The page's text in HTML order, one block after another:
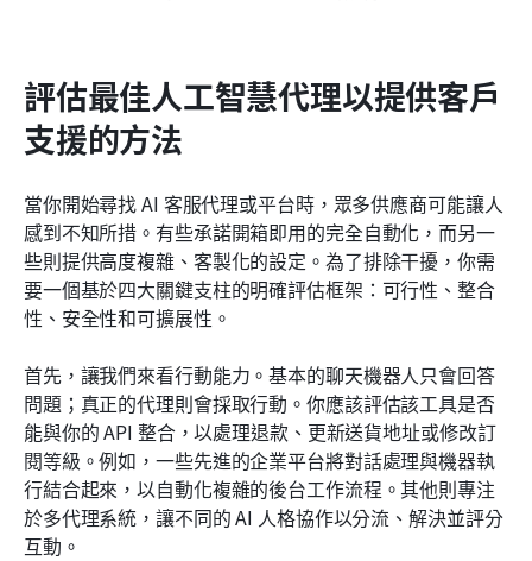
評估最佳人工智慧代理以提供客戶
支援的方法
當你開始尋找 AI 客服代理或平台時，眾多供應商可能讓人
感到不知所措。有些承諾開箱即用的完全自動化，而另一
些則提供高度複雜、客製化的設定。為了排除干擾，你需
要一個基於四大關鍵支柱的明確評估框架：可行性、整合
性、安全性和可擴展性。
首先，讓我們來看行動能力。基本的聊天機器人只會回答
問題；真正的代理則會採取行動。你應該評估該工具是否
能與你的 API 整合，以處理退款、更新送貨地址或修改訂
閱等級。例如，一些先進的企業平台將對話處理與機器執
行結合起來，以自動化複雜的後台工作流程。其他則專注
於多代理系統，讓不同的 AI 人格協作以分流、解決並評分
互動。